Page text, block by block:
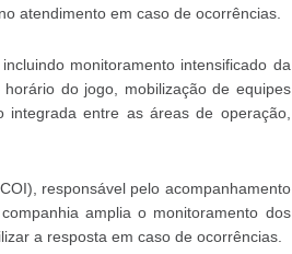
atendimento em caso de ocorrências.
monitoramento intensificado da
do jogo, mobilização de equipes
entre as áreas de operação,
responsável pelo acompanhamento
amplia o monitoramento dos
a resposta em caso de ocorrências.